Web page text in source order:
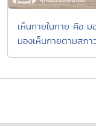
เห็นกายในกาย คือ ม
มองเห็นกายตามสภา